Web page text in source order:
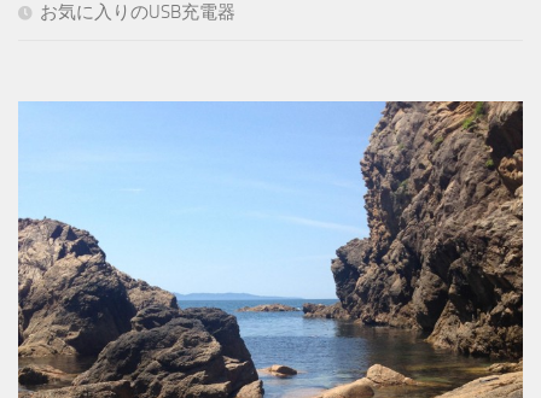
お気に入りのUSB充電器